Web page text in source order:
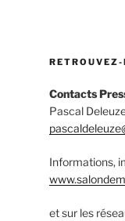
RETROUVEZ-
Contacts
Pascal
Informations,
et sur les